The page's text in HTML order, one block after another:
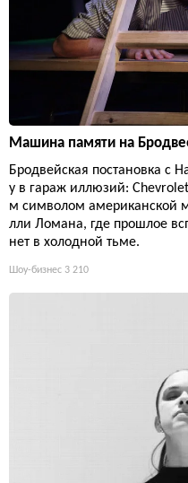
Машина памяти на
Бродвейская постановка с
у в гараж иллюзий:
м символом американской
лли Ломана, где прошлое
нет в холодной тьме.
Шоу-бизнес 3 210